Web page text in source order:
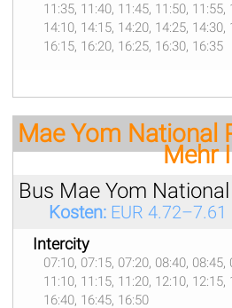
11:35, 11:40, 11:45, 11:50, 11:55,
14:10, 14:15, 14:20, 14:25, 14:30,
16:15, 16:20, 16:25, 16:30, 16:35
Mae Yom National
Mehr
Bus Mae Yom
Kosten:EUR 4.72–7.61
Intercity
07:10, 07:15, 07:20, 08:40, 08:45,
11:10, 11:15, 11:20, 12:10, 12:15,
16:40, 16:45, 16:50